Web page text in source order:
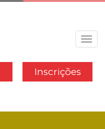
Inscrições